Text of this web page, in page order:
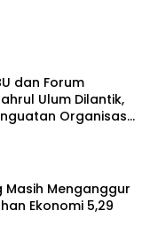
dan Forum
Ulum Dilantik,
Organisasi
Masih Menganggur
Ekonomi 5,29